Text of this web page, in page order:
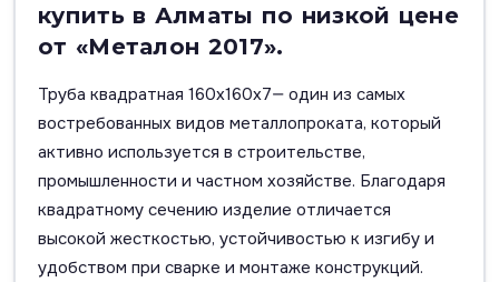
купить в Алматы по низкой цене
от «Металон 2017».
Труба квадратная 160х160х7— один из самых
востребованных видов металлопроката, который
активно используется в строительстве,
промышленности и частном хозяйстве. Благодаря
квадратному сечению изделие отличается
высокой жесткостью, устойчивостью к изгибу и
удобством при сварке и монтаже конструкций.